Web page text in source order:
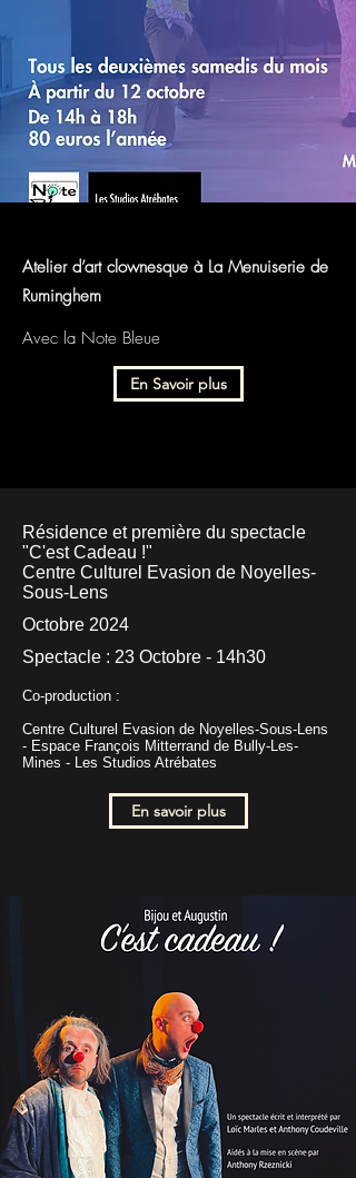
Atelier d’art clownesque à La Menuiserie de
Ruminghem
Avec la Note Bleue
En Savoir plus
Résidence et première du spectacle
"C'est Cadeau !"
​Centre Culturel Evasion de Noyelles-
Sous-Lens
Octobre 2024
Spectacle : 23 Octobre - 14h30
Co-production :
Centre Culturel Evasion de Noyelles-Sous-Lens
- Espace François Mitterrand de Bully-Les-
Mines - Les Studios Atrébates
En savoir plus